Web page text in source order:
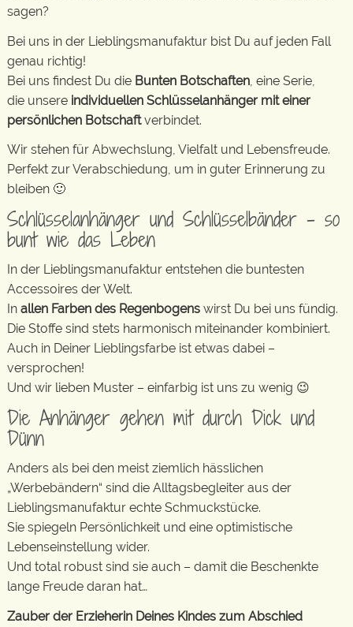
sagen?
Bei uns in der Lieblingsmanufaktur bist Du auf jeden Fall
genau richtig!
Bei uns findest Du die Bunten Botschaften , eine Serie,
die unsere individuellen Schlüsselanhänger mit einer
persönlichen Botschaftverbindet.
Wir stehen für Abwechslung, Vielfalt und Lebensfreude.
Perfekt zur Verabschiedung, um in guter Erinnerung zu
bleiben 🙂
Schlüsselanhänger und Schlüsselbänder – so
bunt wie das Leben
In der Lieblingsmanufaktur entstehen die buntesten
Accessoires der Welt.
In allen Farben des Regenbogens wirst Du bei uns fündig.
Die Stoffe sind stets harmonisch miteinander kombiniert.
Auch in Deiner Lieblingsfarbe ist etwas dabei –
versprochen!
Und wir lieben Muster – einfarbig ist uns zu wenig 😉
Die Anhänger gehen mit durch Dick und
Dünn
Anders als bei den meist ziemlich hässlichen
„Werbebändern“ sind die Alltagsbegleiter aus der
Lieblingsmanufaktur echte Schmuckstücke.
Sie spiegeln Persönlichkeit und eine optimistische
Lebenseinstellung wider.
Und total robust sind sie auch – damit die Beschenkte
lange Freude daran hat…
Zauber der Erzieherin Deines Kindes zum Abschied